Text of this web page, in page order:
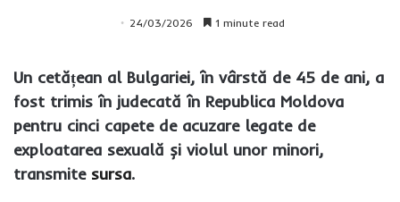
24/03/2026 1 minute read
Un cetățean al Bulgariei, în vârstă de 45 de ani, a
fost trimis în judecată în Republica Moldova
pentru cinci capete de acuzare legate de
exploatarea sexuală și violul unor minori,
transmite sursa.